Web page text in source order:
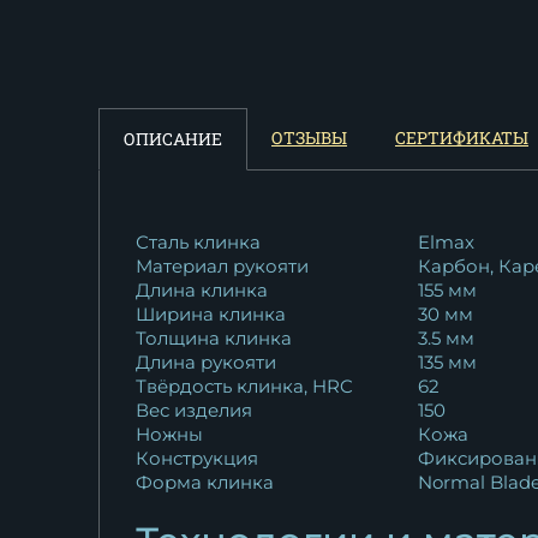
Нож Засапожный дамаск
ламинированный...
Нож Засапожный дамаск
ламинированный...
23 487
Нож Засапожный M390
стабилизированная...
ОПИСАНИЕ ОТЗЫВЫ СЕРТИФИКАТЫ
Сталь клинка
Elmax
Материал рукояти
Карбон,
Длина клинка
155 мм
Ширина клинка
30 мм
Толщина клинка
3.5 мм
Длина рукояти
135 мм
Твёрдость клинка, HRC
62
Вес изделия
150
Ножны
Кожа
Конструкция
Форма клинка
Normal